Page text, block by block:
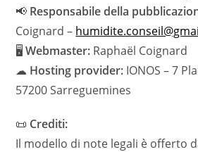
📢 Responsabile della
Coignard –
🖥Webmaster: Raphaël Coignard
☁ Hosting provider: IONOS – 7
57200 Sarreguemines
📜 Crediti:
Il modello di note legali è offerto